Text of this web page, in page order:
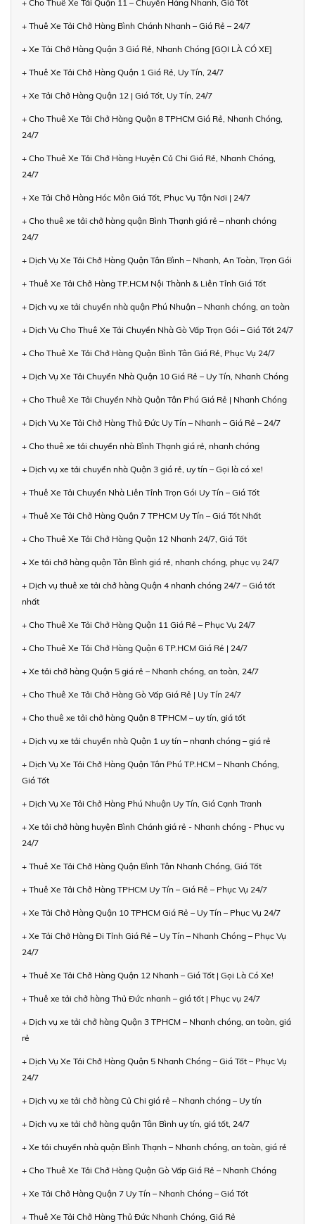
+ Cho Thuê Xe Tải Quận 11 – Chuyển Hàng Nhanh, Giá Tốt
+ Thuê Xe Tải Chở Hàng Bình Chánh Nhanh – Giá Rẻ – 24/7
+ Xe Tải Chở Hàng Quận 3 Giá Rẻ, Nhanh Chóng [GỌI LÀ CÓ XE]
+ Thuê Xe Tải Chở Hàng Quận 1 Giá Rẻ, Uy Tín, 24/7
+ Xe Tải Chở Hàng Quận 12 | Giá Tốt, Uy Tín, 24/7
+ Cho Thuê Xe Tải Chở Hàng Quận 8 TPHCM Giá Rẻ, Nhanh Chóng,
24/7
+ Cho Thuê Xe Tải Chở Hàng Huyện Củ Chi Giá Rẻ, Nhanh Chóng,
24/7
+ Xe Tải Chở Hàng Hóc Môn Giá Tốt, Phục Vụ Tận Nơi | 24/7
+ Cho thuê xe tải chở hàng quận Bình Thạnh giá rẻ – nhanh chóng
24/7
+ Dịch Vụ Xe Tải Chở Hàng Quận Tân Bình – Nhanh, An Toàn, Trọn Gói
+ Thuê Xe Tải Chở Hàng TP.HCM Nội Thành & Liên Tỉnh Giá Tốt
+ Dịch vụ xe tải chuyển nhà quận Phú Nhuận – Nhanh chóng, an toàn
+ Dịch Vụ Cho Thuê Xe Tải Chuyển Nhà Gò Vấp Trọn Gói – Giá Tốt 24/7
+ Cho Thuê Xe Tải Chở Hàng Quận Bình Tân Giá Rẻ, Phục Vụ 24/7
+ Dịch Vụ Xe Tải Chuyển Nhà Quận 10 Giá Rẻ – Uy Tín, Nhanh Chóng
+ Cho Thuê Xe Tải Chuyển Nhà Quận Tân Phú Giá Rẻ | Nhanh Chóng
+ Dịch Vụ Xe Tải Chở Hàng Thủ Đức Uy Tín – Nhanh – Giá Rẻ – 24/7
+ Cho thuê xe tải chuyển nhà Bình Thạnh giá rẻ, nhanh chóng
+ Dịch vụ xe tải chuyển nhà Quận 3 giá rẻ, uy tín – Gọi là có xe!
+ Thuê Xe Tải Chuyển Nhà Liên Tỉnh Trọn Gói Uy Tín – Giá Tốt
+ Thuê Xe Tải Chở Hàng Quận 7 TPHCM Uy Tín – Giá Tốt Nhất
+ Cho Thuê Xe Tải Chở Hàng Quận 12 Nhanh 24/7, Giá Tốt
+ Xe tải chở hàng quận Tân Bình giá rẻ, nhanh chóng, phục vụ 24/7
+ Dịch vụ thuê xe tải chở hàng Quận 4 nhanh chóng 24/7 – Giá tốt
nhất
+ Cho Thuê Xe Tải Chở Hàng Quận 11 Giá Rẻ – Phục Vụ 24/7
+ Cho Thuê Xe Tải Chở Hàng Quận 6 TP.HCM Giá Rẻ | 24/7
+ Xe tải chở hàng Quận 5 giá rẻ – Nhanh chóng, an toàn, 24/7
+ Cho Thuê Xe Tải Chở Hàng Gò Vấp Giá Rẻ | Uy Tín 24/7
+ Cho thuê xe tải chở hàng Quận 8 TPHCM – uy tín, giá tốt
+ Dịch vụ xe tải chuyển nhà Quận 1 uy tín – nhanh chóng – giá rẻ
+ Dịch Vụ Xe Tải Chở Hàng Quận Tân Phú TP.HCM – Nhanh Chóng,
Giá Tốt
+ Dịch Vụ Xe Tải Chở Hàng Phú Nhuận Uy Tín, Giá Cạnh Tranh
+ Xe tải chở hàng huyện Bình Chánh giá rẻ - Nhanh chóng - Phục vụ
24/7
+ Thuê Xe Tải Chở Hàng Quận Bình Tân Nhanh Chóng, Giá Tốt
+ Thuê Xe Tải Chở Hàng TPHCM Uy Tín – Giá Rẻ – Phục Vụ 24/7
+ Xe Tải Chở Hàng Quận 10 TPHCM Giá Rẻ – Uy Tín – Phục Vụ 24/7
+ Xe Tải Chở Hàng Đi Tỉnh Giá Rẻ – Uy Tín – Nhanh Chóng – Phục Vụ
24/7
+ Thuê Xe Tải Chở Hàng Quận 12 Nhanh – Giá Tốt | Gọi Là Có Xe!
+ Thuê xe tải chở hàng Thủ Đức nhanh – giá tốt | Phục vụ 24/7
+ Dịch vụ xe tải chở hàng Quận 3 TPHCM – Nhanh chóng, an toàn, giá
rẻ
+ Dịch Vụ Xe Tải Chở Hàng Quận 5 Nhanh Chóng – Giá Tốt – Phục Vụ
24/7
+ Dịch vụ xe tải chở hàng Củ Chi giá rẻ – Nhanh chóng – Uy tín
+ Dịch vụ xe tải chở hàng quận Tân Bình uy tín, giá tốt, 24/7
+ Xe tải chuyển nhà quận Bình Thạnh – Nhanh chóng, an toàn, giá rẻ
+ Cho Thuê Xe Tải Chở Hàng Quận Gò Vấp Giá Rẻ – Nhanh Chóng
+ Xe Tải Chở Hàng Quận 7 Uy Tín – Nhanh Chóng – Giá Tốt
+ Thuê Xe Tải Chở Hàng Thủ Đức Nhanh Chóng, Giá Rẻ